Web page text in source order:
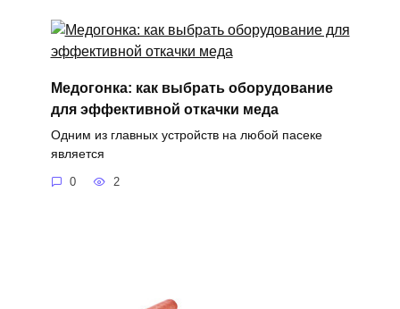
Медогонка: как выбрать оборудование
для эффективной откачки меда
Одним из главных устройств на любой пасеке
является
0 2